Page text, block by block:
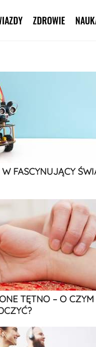
ZDROWIE
FASCYNUJĄCY
TĘTNO – O CZYM